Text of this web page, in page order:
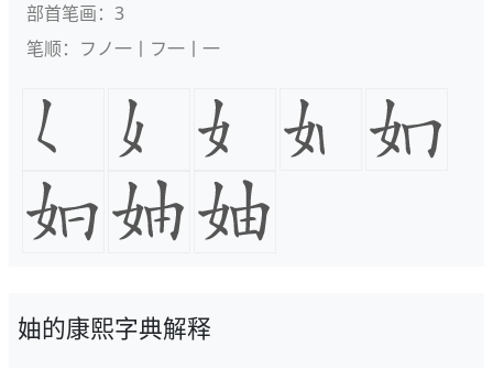
部首笔画：3
笔顺：フノ一丨フ一丨一
妯的康熙字典解释